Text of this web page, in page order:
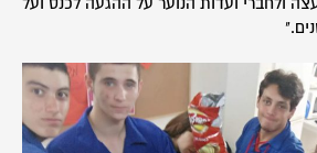
ולחברי ועדות הנוער על ההגעה לכנס ועל